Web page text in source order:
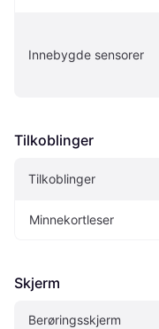
Innebygde sensorer
Tilkoblinger
Tilkoblinger
Minnekortleser
Skjerm
Berøringsskjerm